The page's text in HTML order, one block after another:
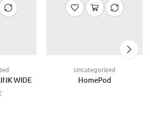
WIDE
Uncategorized
HomePod